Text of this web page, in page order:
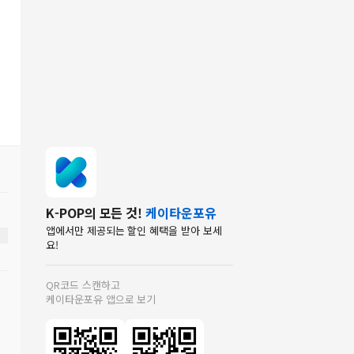
K-POP의 모든 것! 케이타운포유
앱에서만 제공되는 할인 혜택을 받아 보세
요!
QR코드 스캔하고
케이타운포유 앱으로 보기